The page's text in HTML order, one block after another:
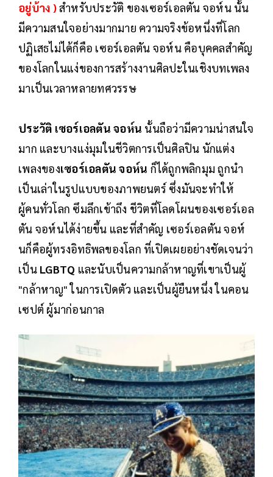
อยู่บ้าง )สำหรับประวัติ ของเซอร์เอลตัน จอห์น นั้น
มีความสนใจอย่างมากมาย ความจริงข้อหนึ่งที่โลก
ปฏิเสธไม่ได้ก็คือ เซอร์เอลตัน จอห์น คือบุคคลสำคัญ
ของโลกในแง่ของการสร้างงานศิลปะในเชิงบทเพลง
มาเป็นเวลาหลายทศวรรษ
ประวัติ เซอร์เอลตัน จอห์น นั้นถือว่ามีความน่าสนใจ
มาก และบางแง่มุมในชีวิตการเป็นศิลปิน นักแต่ง
เพลงของเซอร์เอลตัน จอห์น ก็ได้ถูกพลิกมุม ถูกนำ
เป็นเล่าในรูปแบบของภาพยนตร์ ซึ่งมันจะทำให้
ผู้คนทั่วโลก ซึมลึกเข้าถึง ชีวิตที่โลดโผนของเซอร์เอล
ตัน จอห์นได้ง่ายขึ้น และที่สำคัญ เซอร์เอลตัน จอห์
นก็คือผู้ทรงอิทธิพลของโลก ที่เปิดเผยอย่างชัดเจนว่า
เป็นLGBTQ และนับเป็นความกล้าหาญที่เขาเป็นผู้
"กล้าหาญ" ในการเปิดตัว และเป็นผู้ยืนหนึ่ง ในคอน
เซปต์ ผู้มาก่อนกาล